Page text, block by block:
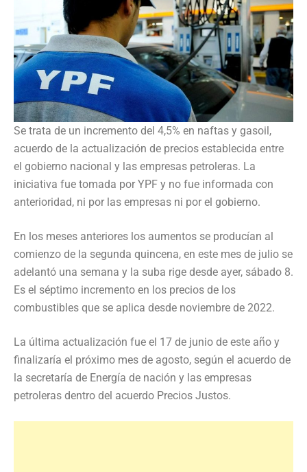
Se trata de un incremento del 4,5% en naftas y gasoil,
acuerdo de la actualización de precios establecida entre
el gobierno nacional y las empresas petroleras. La
iniciativa fue tomada por YPF y no fue informada con
anterioridad, ni por las empresas ni por el gobierno.
En los meses anteriores los aumentos se producían al
comienzo de la segunda quincena, en este mes de julio se
adelantó una semana y la suba rige desde ayer, sábado 8.
Es el séptimo incremento en los precios de los
combustibles que se aplica desde noviembre de 2022.
La última actualización fue el 17 de junio de este año y
finalizaría el próximo mes de agosto, según el acuerdo de
la secretaría de Energía de nación y las empresas
petroleras dentro del acuerdo Precios Justos.